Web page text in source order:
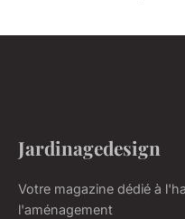
Jardinagedesign
Votre magazine dédié à
l'aménagement